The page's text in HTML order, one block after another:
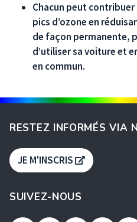
Chacun peut
pics d’ozone en
de façon permanente,
d’utiliser sa voiture et
en commun.
RESTEZ INFORMÉS VIA
JE M'INSCRIS S'OUVRE
SUIVEZ-NOUS